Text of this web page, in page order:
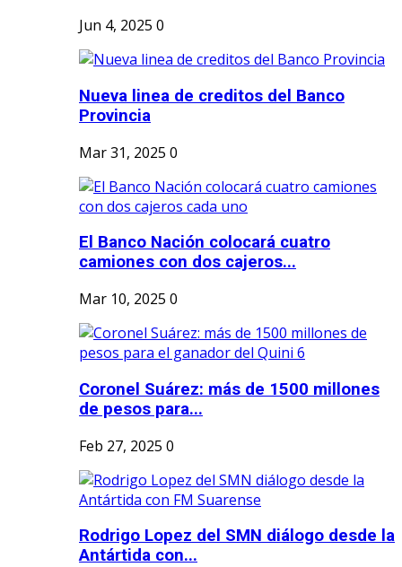
Jun 4, 2025 0
Nueva linea de creditos del Banco
Provincia
Mar 31, 2025 0
El Banco Nación colocará cuatro
camiones con dos cajeros...
Mar 10, 2025 0
Coronel Suárez: más de 1500 millones
de pesos para...
Feb 27, 2025 0
Rodrigo Lopez del SMN diálogo desde la
Antártida con...